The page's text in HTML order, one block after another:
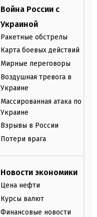
Война России с
Украиной
Ракетные обстрелы
Карта боевых действий
Мирные переговоры
Воздушная тревога в
Украине
Массированная атака по
Украине
Взрывы в России
Потери врага
Новости экономики
Цена нефти
Курсы валют
Финансовые новости